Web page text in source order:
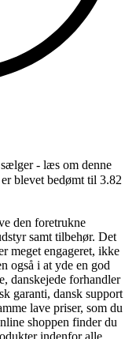
- læs om denne
blevet bedømt til 3.82
den foretrukne
samt tilbehør. Det
meget engageret, ikke
også i at yde en god
danskejede forhandler
garanti, dansk support
lave priser, som du
shoppen finder du